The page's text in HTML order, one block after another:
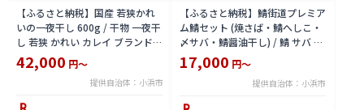
【ふるさと納税】国産 若狭かれ
いの一夜干し 600g / 干物 一夜干
し 若狭 かれい カレイ ブランド
福井 ヤナギムシカレイ 焼き魚 魚
介 冷凍 小分け 【配送不可地域：
北海道・沖縄・離島】
[BFAE023]
42,000 円～
提供自治体：小浜市
【ふるさと納税】鯖街道プレミア
ム鯖セット (焼さば・鯖へしこ・
〆サバ・鯖醤油干し) / 鯖 サバ さ
ば 小浜市 / 上杉商店 【配送不可
地域：北海道・沖縄・離島】
17,000 円～
提供自治体：小浜市